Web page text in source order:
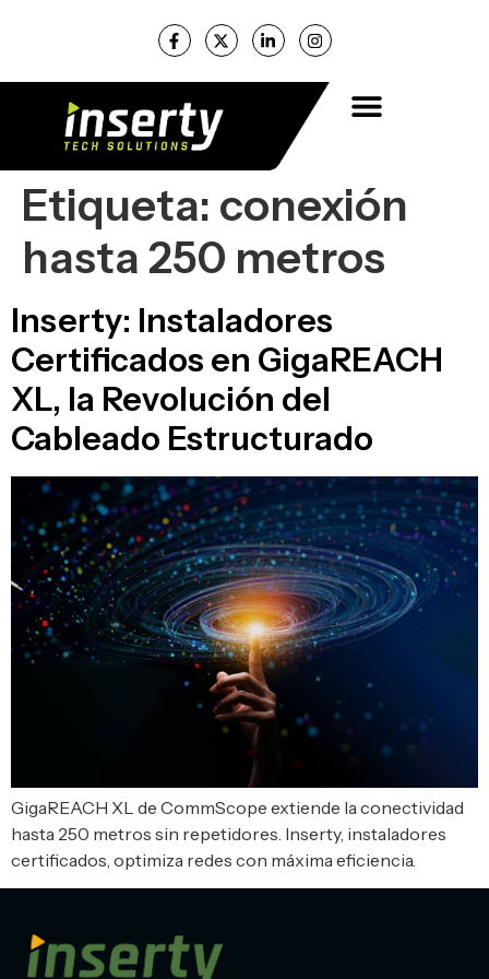
Etiqueta: conexión
hasta 250 metros
Inserty: Instaladores
Certificados en GigaREACH
XL, la Revolución del
Cableado Estructurado
GigaREACH XL de CommScope extiende la conectividad
hasta 250 metros sin repetidores. Inserty, instaladores
certificados, optimiza redes con máxima eficiencia.